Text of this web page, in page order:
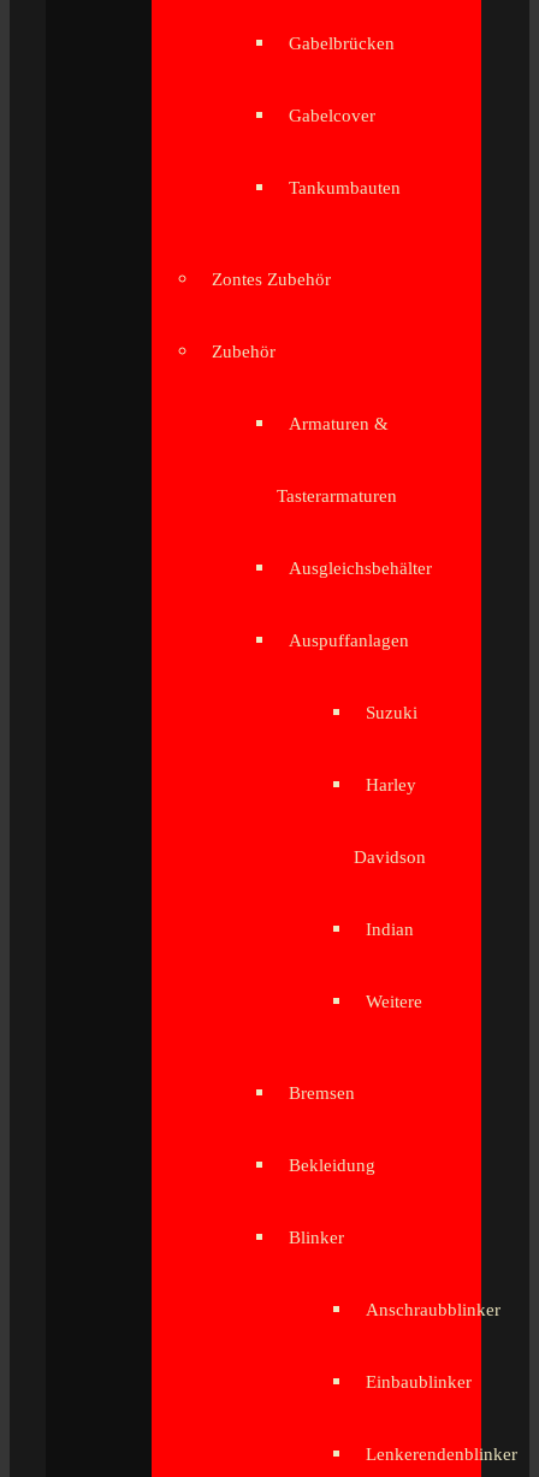
Gabelbrücken
Gabelcover
Tankumbauten
Zontes Zubehör
Zubehör
Armaturen &
Tasterarmaturen
Ausgleichsbehälter
Auspuffanlagen
Suzuki
Harley
Davidson
Indian
Weitere
Bremsen
Bekleidung
Blinker
Anschraubblinker
Einbaublinker
Lenkerendenblinker